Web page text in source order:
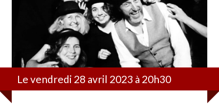
Le vendredi 28 avril 2023 à 20h30